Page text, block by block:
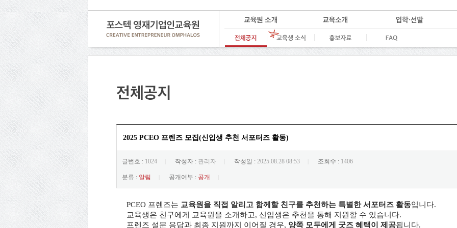
2025 PCEO 프렌즈 모집(신입생 추천 서포터즈 활동)
글번호 : 1024 작성자 : 관리자 작성일 : 2025.08.28 08:53 조회수 : 1406
분류 : 알림 공개여부 : 공개
PCEO 프렌즈는 교육원을 직접 알리고 함께할 친구를 추천하는 특별한 서포터즈 활동입니다.
교육생은 친구에게 교육원을 소개하고, 신입생은 추천을 통해 지원할 수 있습니다.
프렌즈 설문 응답과 최종 지원까지 이어질 경우, 양쪽 모두에게 굿즈 혜택이 제공됩니다.